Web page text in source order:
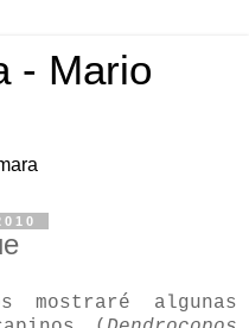
- Mario
mostraré algunas